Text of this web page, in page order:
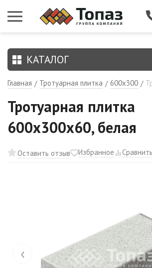
КАТАЛОГ
Главная / Тротуарная плитка / 600х300 /
Тротуарная плитка
600х300х60, белая
Оставить отзыв Избранное Сравнить
‹